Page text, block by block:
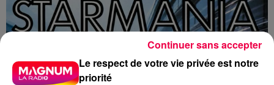
Le respect de votre vie privée est notre
priorité
Continuer sans accepter